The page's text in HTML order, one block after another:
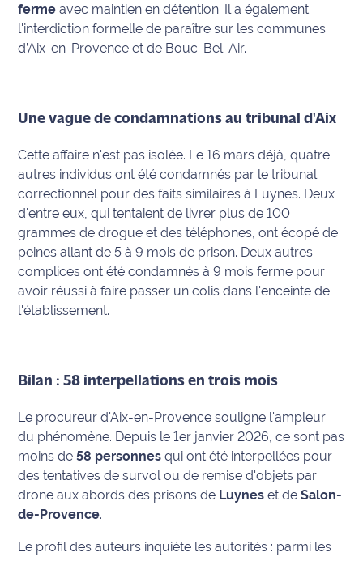
de la
Coup de
Maritima
rouge
Maritima
L'anecdote
de Jeff
C'est
Les
Maritima
Bon
plan
sortie
contacter
ferme avec maintien en détention. Il a également
l'interdiction formelle de paraître sur les communes
d’Aix-en-Provence et de Bouc-Bel-Air.
Une vague de condamnations au tribunal d'Aix
Cette affaire n'est pas isolée. Le 16 mars déjà, quatre
autres individus ont été condamnés par le tribunal
correctionnel pour des faits similaires à Luynes. Deux
d'entre eux, qui tentaient de livrer plus de 100
grammes de drogue et des téléphones, ont écopé de
peines allant de 5 à 9 mois de prison. Deux autres
complices ont été condamnés à 9 mois ferme pour
avoir réussi à faire passer un colis dans l'enceinte de
l'établissement.
Bilan : 58 interpellations en trois mois
Le procureur d'Aix-en-Provence souligne l'ampleur
du phénomène. Depuis le 1er janvier 2026, ce sont pas
moins de58 personnes qui ont été interpellées pour
des tentatives de survol ou de remise d'objets par
drone aux abords des prisons de Luynes et deSalon-
de-Provence.
Le profil des auteurs inquiète les autorités : parmi les